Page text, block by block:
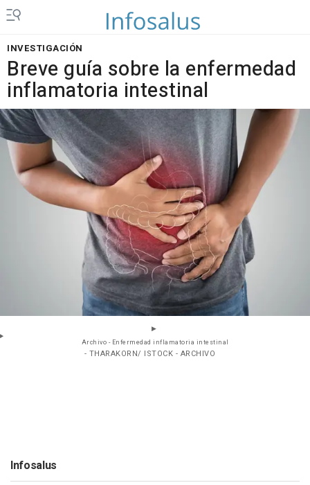
INVESTIGACIÓN
Breve guía sobre la enfermedad
inflamatoria intestinal
Archivo - Enfermedad inflamatoria intestinal
- THARAKORN/ ISTOCK - ARCHIVO
Infosalus